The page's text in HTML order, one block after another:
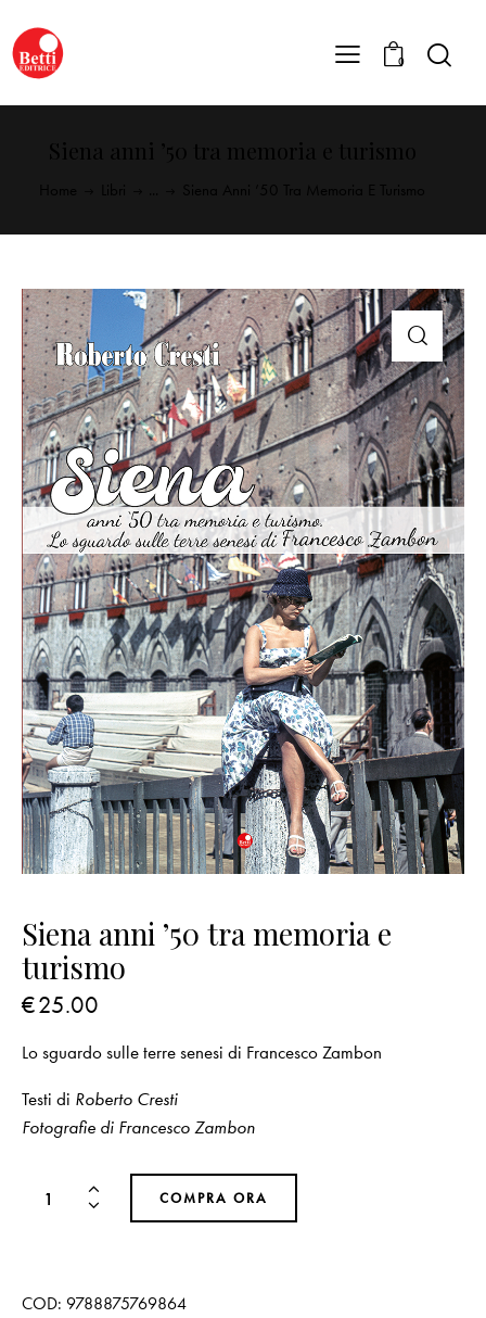
0
Siena anni ’50 tra memoria e
turismo
€25.00
Lo sguardo sulle terre senesi di Francesco Zambon
Testi di Roberto Cresti
Fotografie di Francesco Zambon
COMPRA ORA
COD: 9788875769864